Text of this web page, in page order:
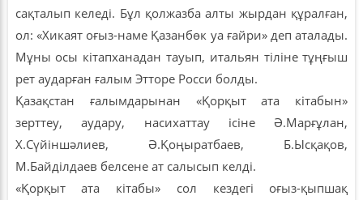
сақталып келеді. Бұл қолжазба алты жырдан құралған,
ол: «Хикаят оғыз-наме Қазанбөк уа ғайри» деп аталады.
Мұны осы кітапханадан тауып, итальян тіліне тұңғыш
рет аударған ғалым Этторе Росси болды.
Қазақстан ғалымдарынан «Қорқыт ата кітабын»
зерттеу, аудару, насихаттау ісіне Ә.Марғұлан,
X.Сүйіншәлиев, Ә.Қоңыратбаев, Б.Ысқақов,
М.Байділдаев белсене ат салысып келді.
«Қорқыт ата кітабы» сол кездегі оғыз-қыпшақ